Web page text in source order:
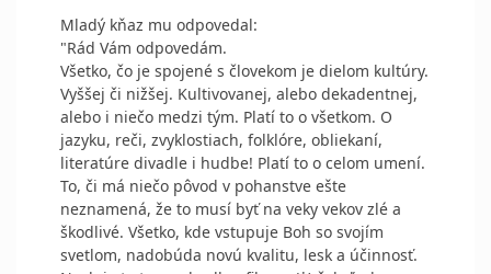
Mladý kňaz mu odpovedal:
"Rád Vám odpovedám.
Všetko, čo je spojené s človekom je dielom kultúry.
Vyššej či nižšej. Kultivovanej, alebo dekadentnej,
alebo i niečo medzi tým. Platí to o všetkom. O
jazyku, reči, zvyklostiach, folklóre, obliekaní,
literatúre divadle i hudbe! Platí to o celom umení.
To, či má niečo pôvod v pohanstve ešte
neznamená, že to musí byť na veky vekov zlé a
škodlivé. Všetko, kde vstupuje Boh so svojím
svetlom, nadobúda novú kvalitu, lesk a účinnosť.